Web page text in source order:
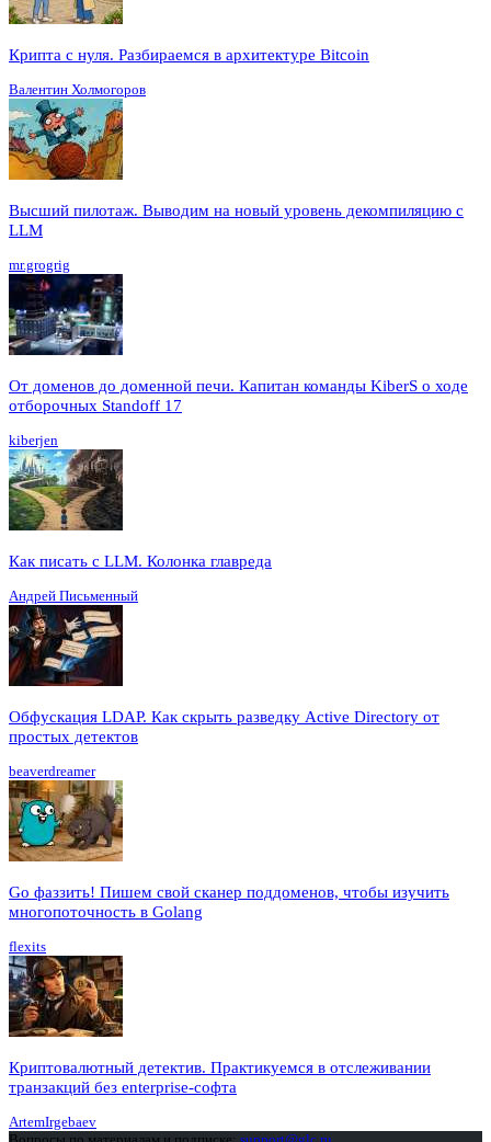
Крипта с нуля. Разбираемся в архитектуре Bitcoin
Валентин Холмогоров
Высший пилотаж. Выводим на новый уровень декомпиляцию с
LLM
mr.grogrig
От доменов до доменной печи. Капитан команды KiberS о ходе
отборочных Standoff 17
kiberjen
Как писать с LLM. Колонка главреда
Андрей Письменный
Обфускация LDAP. Как скрыть разведку Active Directory от
простых детектов
beaverdreamer
Go фаззить! Пишем свой сканер поддоменов, чтобы изучить
многопоточность в Golang
flexits
Криптовалютный детектив. Практикуемся в отслеживании
транзакций без enterprise-софта
ArtemIrgebaev